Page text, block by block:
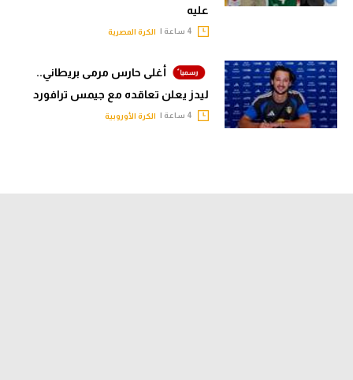
عليه
الكرة المصرية
أغلى حارس مرمى بريطاني..
ليدز يعلن تعاقده مع جيمس ترافورد
الكرة الأوروبية